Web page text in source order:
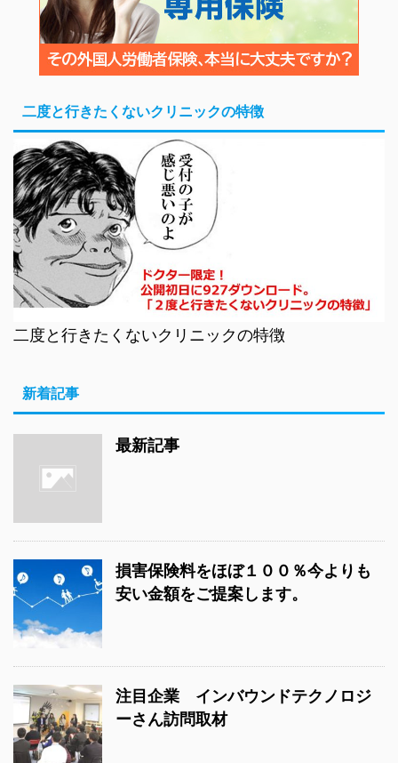
二度と行きたくないクリニックの特徴
二度と行きたくないクリニックの特徴
新着記事
最新記事
損害保険料をほぼ１００％今よりも
安い金額をご提案します。
注目企業 インバウンドテクノロジ
ーさん訪問取材